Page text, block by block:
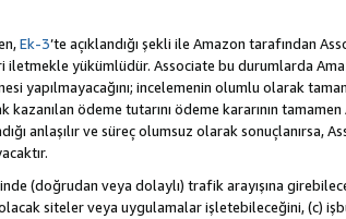
Ek-3’te açıklandığı şekli ile Amazon tarafından
yükümlüdür. Associate bu durumlarda
yapılmayacağını; incelemenin olumlu olarak
ödeme tutarını ödeme kararının tamamen
anlaşılır ve süreç olumsuz olarak sonuçlanırsa,
(doğrudan veya dolaylı) trafik arayışına
siteler veya uygulamalar işletebileceğini, (c)